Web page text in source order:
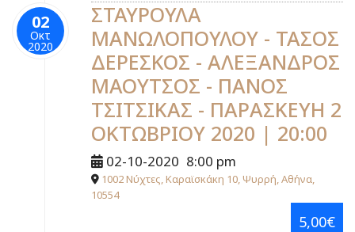
02
Οκτ
2020
ΣΤΑΥΡΟΥΛΑ
ΜΑΝΩΛΟΠΟΥΛΟΥ - ΤΑΣΟΣ
ΔΕΡΕΣΚΟΣ - ΑΛΕΞΑΝΔΡΟΣ
ΜΑΟΥΤΣΟΣ - ΠΑΝΟΣ
ΤΣΙΤΣΙΚΑΣ - ΠΑΡΑΣΚΕΥΗ 2
ΟΚΤΩΒΡΙΟΥ 2020 | 20:00
02-10-2020 8:00 pm
1002 Νύχτες, Καραϊσκάκη 10, Ψυρρή, Αθήνα,
10554
5,00€